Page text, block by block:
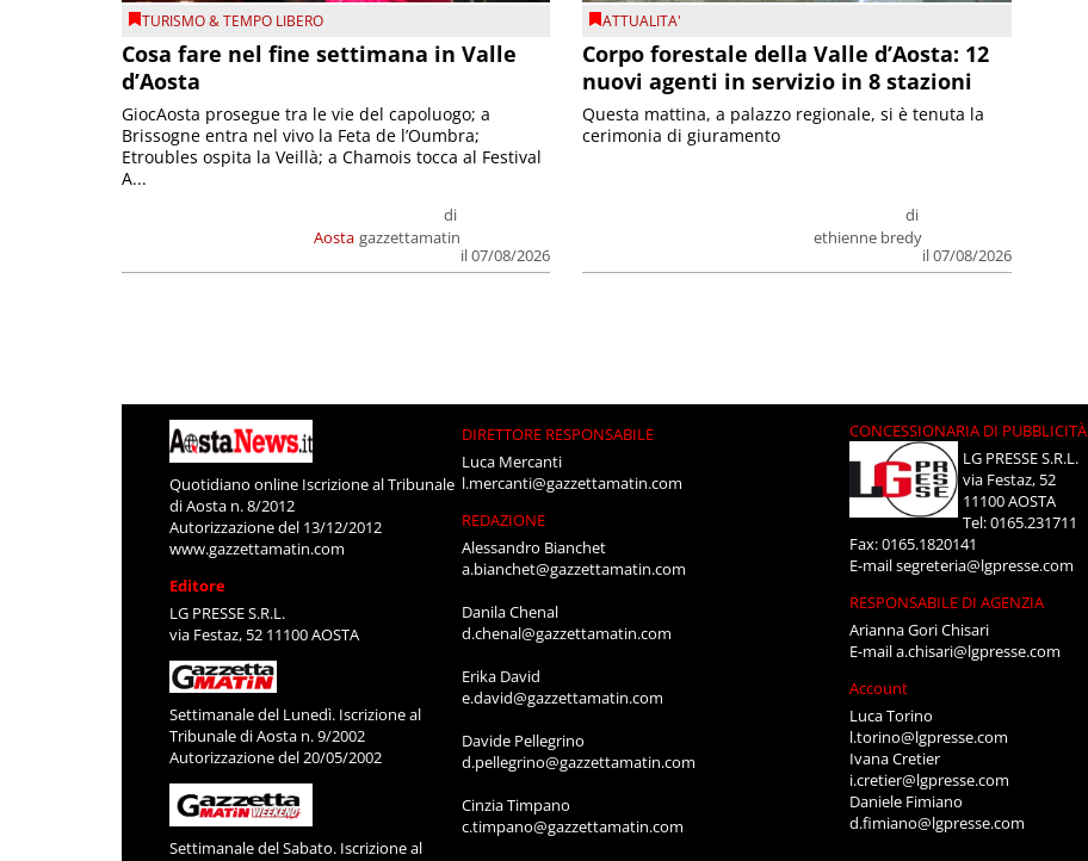
TURISMO & TEMPO LIBERO
Cosa fare nel fine settimana in Valle
d’Aosta
Aosta
di
gazzettamatin
il 07/08/2026
GiocAosta prosegue tra le vie del capoluogo; a
Brissogne entra nel vivo la Feta de l’Oumbra;
Etroubles ospita la Veillà; a Chamois tocca al Festival
A...
ATTUALITA'
Corpo forestale della Valle d’Aosta: 12
nuovi agenti in servizio in 8 stazioni
di
ethienne bredy
il 07/08/2026
Questa mattina, a palazzo regionale, si è tenuta la
cerimonia di giuramento
Quotidiano online Iscrizione al Tribunale
di Aosta n. 8/2012
Autorizzazione del 13/12/2012
www.gazzettamatin.com
Editore
LG PRESSE S.R.L.
via Festaz, 52 11100 AOSTA
Settimanale del Lunedì. Iscrizione al
Tribunale di Aosta n. 9/2002
Autorizzazione del 20/05/2002
Settimanale del Sabato. Iscrizione al
DIRETTORE RESPONSABILE
Luca Mercanti
l.mercanti@gazzettamatin.com
REDAZIONE
Alessandro Bianchet
a.bianchet@gazzettamatin.com
Danila Chenal
d.chenal@gazzettamatin.com
Erika David
e.david@gazzettamatin.com
Davide Pellegrino
d.pellegrino@gazzettamatin.com
Cinzia Timpano
c.timpano@gazzettamatin.com
CONCESSIONARIA DI PUBBLICITÀ
LG PRESSE S.R.L.
via Festaz, 52
11100 AOSTA
Tel: 0165.231711
Fax: 0165.1820141
E-mailsegreteria@lgpresse.com
RESPONSABILE DI AGENZIA
Arianna Gori Chisari
E-maila.chisari@lgpresse.com
Account
Luca Torino
l.torino@lgpresse.com
Ivana Cretier
i.cretier@lgpresse.com
Daniele Fimiano
d.fimiano@lgpresse.com